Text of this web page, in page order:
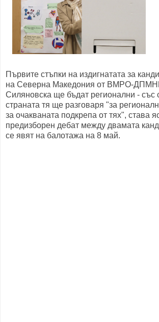
Първите стъпки на издигнатата за
на Северна Македония от ВМРО-
Силяновска ще бъдат регионални - със
страната тя ще разговаря "за
за очакваната подкрепа от тях", става
предизборен дебат между двамата
се явят на балотажа на 8 май.